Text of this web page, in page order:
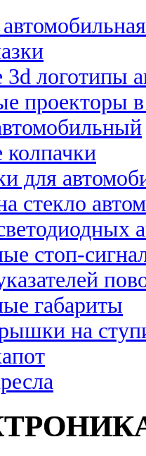
логотипы
проекторы
для
стекло
стоп-
габариты
на